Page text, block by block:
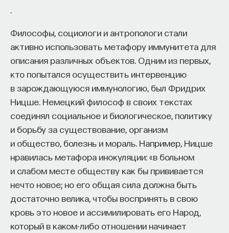
Философы, социологи и антропологи стали
активно использовать метафору иммунитета для
описания различных объектов. Одним из первых,
кто попытался осуществить интервенцию
в зарождающуюся иммунологию, был Фридрих
Ницше. Немецкий философ в своих текстах
соединял социальное и биологическое, политику
и борьбу за существование, организм
и общество, болезнь и мораль. Например, Ницше
нравилась метафора инокуляции: «в больном
и слабом месте обществу как бы прививается
нечто новое; но его общая сила должна быть
достаточно велика, чтобы воспринять в свою
кровь это новое и ассимилировать его Народ,
который в каком-либо отношении начинает